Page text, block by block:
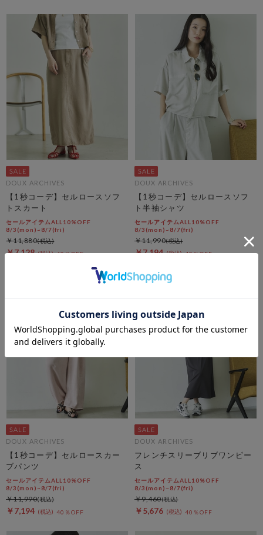
DOUX ARCHIVES
【1秒コーデ】セルロースソフ
トスカート
セールアイテムALL10%OFF
8/3(mon)~8/7(fri)
￥7,128 40％OFF
￥11,880
DOUX ARCHIVES
【1秒コーデ】セルロースソフ
ト半袖シャツ
セールアイテムALL10%OFF
8/3(mon)~8/7(fri)
￥7,194 40％OFF
￥11,990
DOUX ARCHIVES
【1秒コーデ】セルロースカー
ブパンツ
セールアイテムALL10%OFF
8/3(mon)~8/7(fri)
￥7,194 40％OFF
￥11,990
DOUX ARCHIVES
フレンチスリーブリブワンピー
ス
セールアイテムALL10%OFF
8/3(mon)~8/7(fri)
￥5,676 40％OFF
￥9,460